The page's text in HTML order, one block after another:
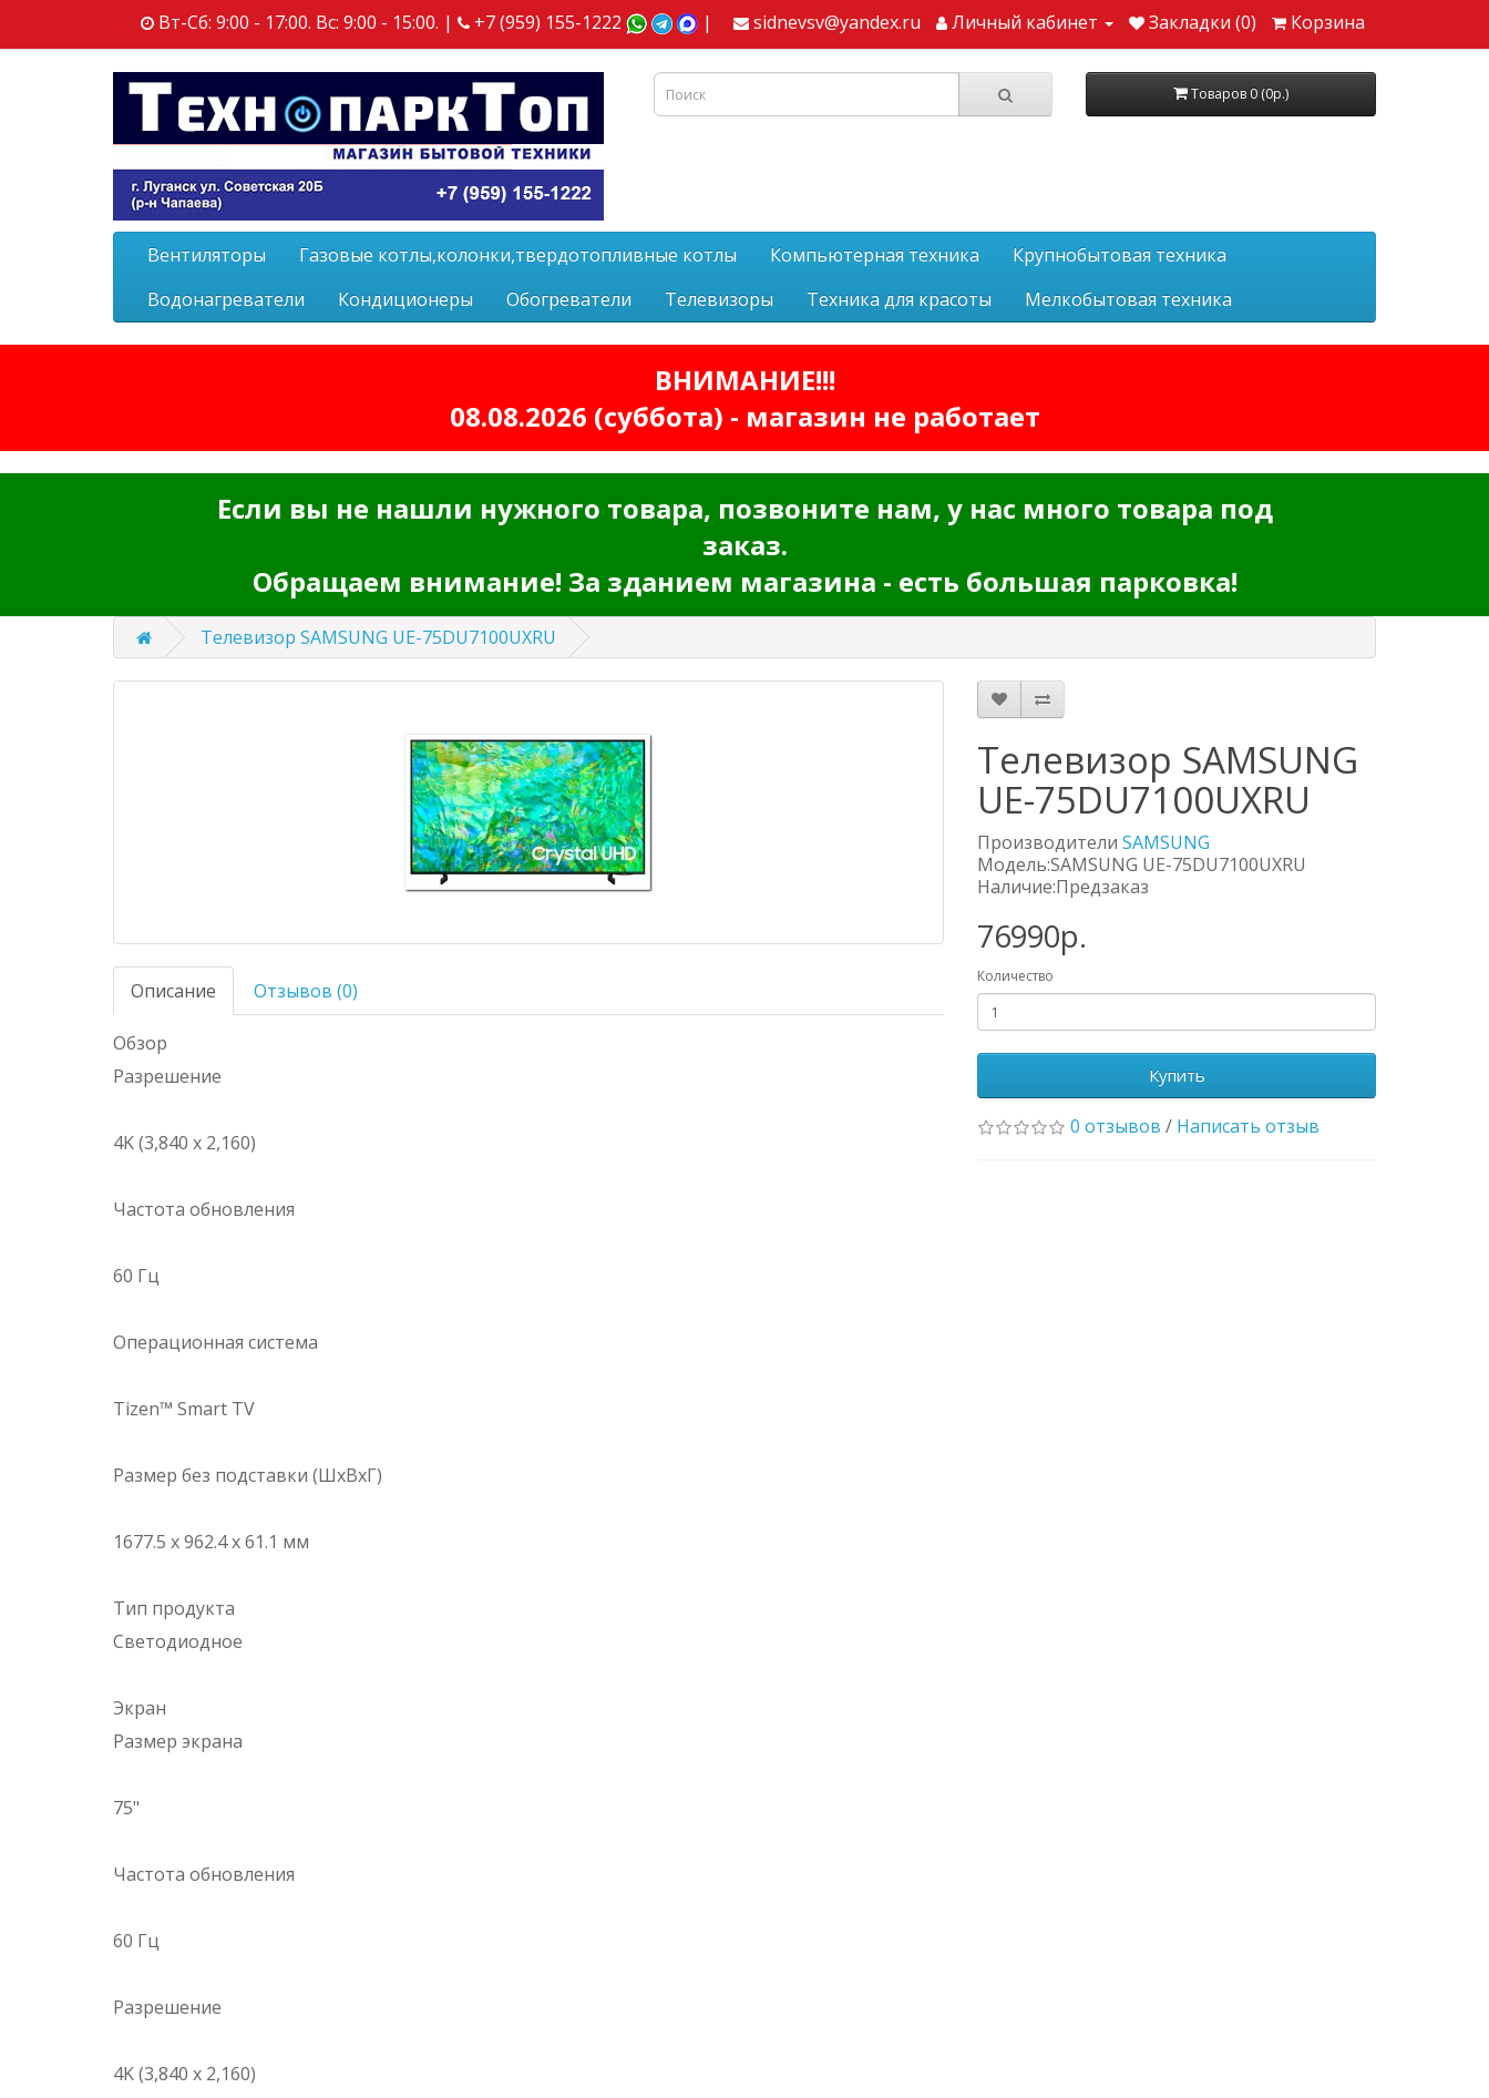
Вт-Сб: 9:00 - 17:00. Вс: 9:00 - 15:00. | +7 (959) 155-1222 | sidnevsv@yandex.ru Личный кабинет Закладки (0) Корзина
Товаров 0 (0р.)
Вентиляторы Газовые котлы,колонки,твердотопливные котлы Компьютерная техника
Крупнобытовая техника
Водонагреватели
Кондиционеры Обогреватели Телевизоры Техника для красоты Мелкобытовая техника
ВНИМАНИЕ!!!
08.08.2026 (суббота) - магазин не работает
Если вы не нашли нужного товара, позвоните нам, у нас много товара под
заказ.
Обращаем внимание! За зданием магазина - есть большая парковка!
Телевизор SAMSUNG UE-75DU7100UXRU
Описание Отзывов (0)
Обзор
Разрешение
4K (3,840 x 2,160)
Частота обновления
60 Гц
Операционная система
Tizen™ Smart TV
Размер без подставки (ШxВxГ)
1677.5 x 962.4 x 61.1 мм
Тип продукта
Светодиодное
Экран
Размер экрана
75"
Частота обновления
60 Гц
Разрешение
4K (3,840 x 2,160)
Телевизор SAMSUNG
UE-75DU7100UXRU
Производители SAMSUNG
Модель:SAMSUNG UE-75DU7100UXRU
Наличие:Предзаказ
76990р.
Количество
Купить
0 отзывов / Написать отзыв